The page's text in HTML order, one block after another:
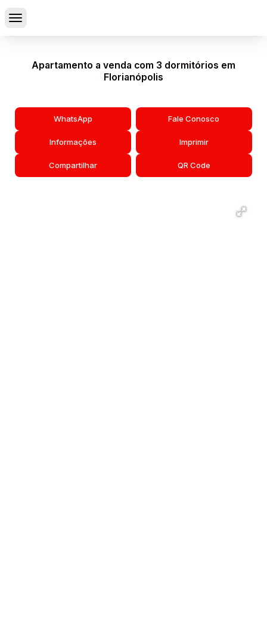
Apartamento a venda com 3 dormitórios em
Florianópolis
WhatsApp Fale Conosco
Informações Imprimir
Compartilhar QR Code